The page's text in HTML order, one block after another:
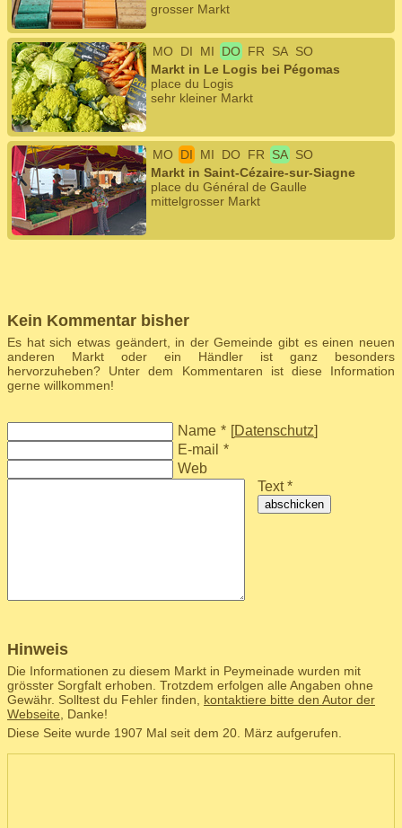
grosser Markt
MO DI MI DO FR SA SO
Markt in Le Logis bei Pégomas
place du Logis
sehr kleiner Markt
MO DI MI DO FR SA SO
Markt in Saint-Cézaire-sur-Siagne
place du Général de Gaulle
mittelgrosser Markt
Kein Kommentar bisher
Es hat sich etwas geändert, in der Gemeinde gibt es einen neuen
anderen Markt oder ein Händler ist ganz besonders
hervorzuheben? Unter dem Kommentaren ist diese Information
gerne willkommen!
Name * [Datenschutz]
E-mail *
Web
Text *
abschicken
Hinweis
Die Informationen zu diesem Markt in Peymeinade wurden mit
grösster Sorgfalt erhoben. Trotzdem erfolgen alle Angaben ohne
Gewähr. Solltest du Fehler finden, kontaktiere bitte den Autor der
Webseite , Danke!
Diese Seite wurde 1907 Mal seit dem 20. März aufgerufen.